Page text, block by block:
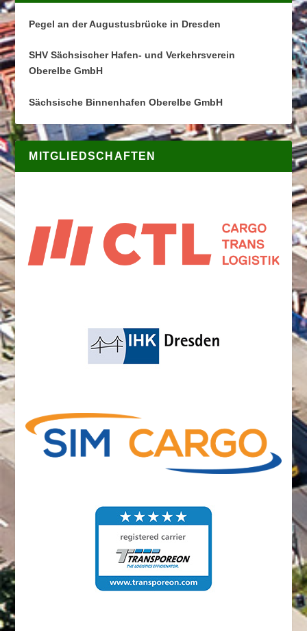
Pegel an der Augustusbrücke in Dresden
SHV Sächsischer Hafen- und Verkehrsverein
Oberelbe GmbH
Sächsische Binnenhafen Oberelbe GmbH
MITGLIEDSCHAFTEN